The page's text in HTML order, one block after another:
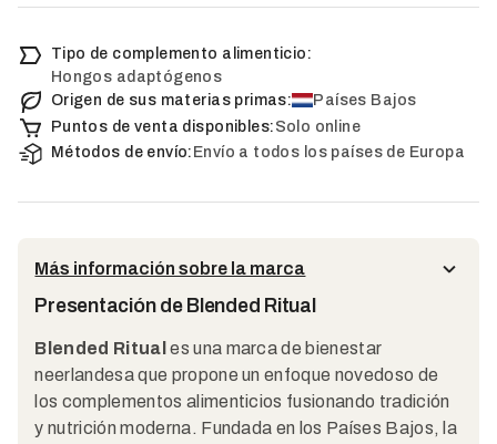
Tipo de complemento alimenticio:
Hongos adaptógenos
Origen de sus materias primas:
Países Bajos
Puntos de venta disponibles: Solo online
Métodos de envío: Envío a todos los países de Europa
Más información sobre la marca
Presentación de Blended Ritual
Blended Ritual es una marca de bienestar
neerlandesa que propone un enfoque novedoso de
los complementos alimenticios fusionando tradición
y nutrición moderna. Fundada en los Países Bajos, la